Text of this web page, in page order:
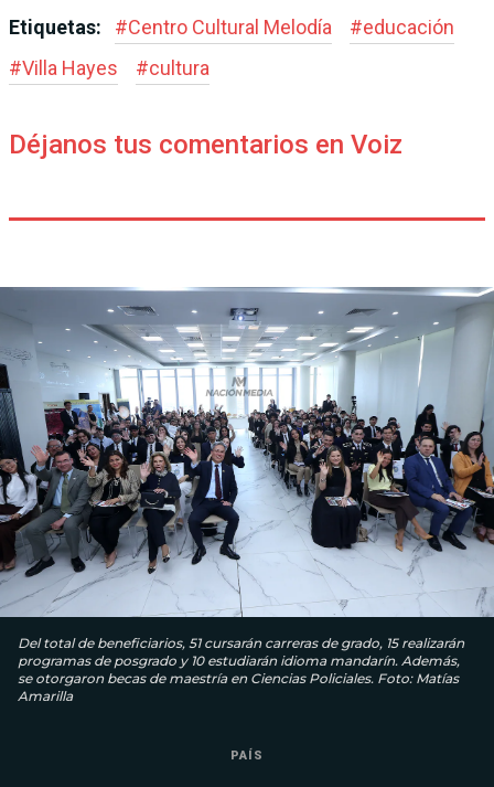
Etiquetas: #Centro Cultural Melodía #educación
#Villa Hayes #cultura
Déjanos tus comentarios en Voiz
Del total de beneficiarios, 51 cursarán carreras de grado, 15 realizarán
programas de posgrado y 10 estudiarán idioma mandarín. Además,
se otorgaron becas de maestría en Ciencias Policiales. Foto: Matías
Amarilla
PAÍS